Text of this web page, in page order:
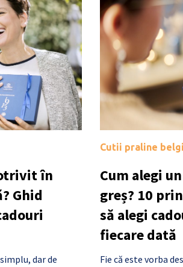
în
Ghid
dar de
Cutii praline
Cum alegi
greș? 10
să alegi
fiecare dată
Fie că este vorba